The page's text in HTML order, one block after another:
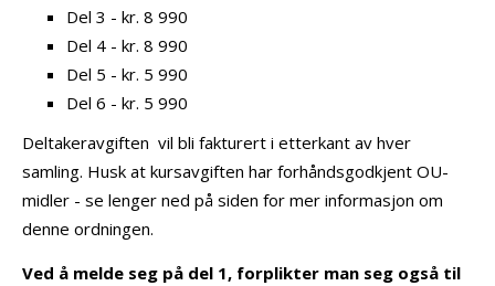
Del 3 - kr. 8 990
Del 4 - kr. 8 990
Del 5 - kr. 5 990
Del 6 - kr. 5 990
Deltakeravgiften vil bli fakturert i etterkant av hver
samling. Husk at kursavgiften har forhåndsgodkjent OU-
midler - se lenger ned på siden for mer informasjon om
denne ordningen.
Ved å melde seg på del 1, forplikter man seg også til